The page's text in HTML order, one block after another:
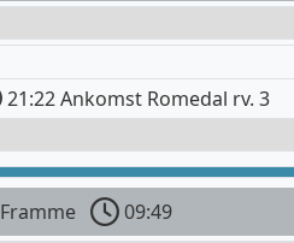
21:22 Ankomst Romedal rv. 3
Framme
09:49